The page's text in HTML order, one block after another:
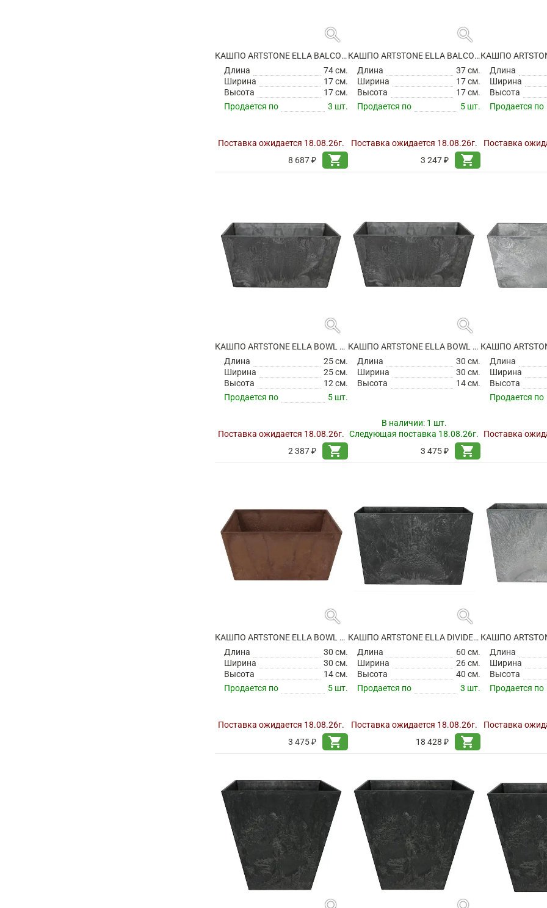
search
КАШПО ARTSTONE ELLA BALCONY GREY
Длина
74 см.
Ширина
17 см.
Высота
17 см.
Продается по
3 шт.
Поставка ожидается 18.08.26г.
8 687 ₽
shopping_cart
search
КАШПО ARTSTONE ELLA BALCONY OAK
Длина
37 см.
Ширина
17 см.
Высота
17 см.
Продается по
5 шт.
Поставка ожидается 18.08.26г.
3 247 ₽
shopping_cart
Длина
Ширина
Высота
Продается по
Поставка
search
КАШПО ARTSTONE ELLA BOWL BLACK
Длина
25 см.
Ширина
25 см.
Высота
12 см.
Продается по
5 шт.
Поставка ожидается 18.08.26г.
2 387 ₽
shopping_cart
search
КАШПО ARTSTONE ELLA BOWL BLACK
Длина
30 см.
Ширина
30 см.
Высота
14 см.
В наличии: 1 шт.
Следующая поставка 18.08.26г.
3 475 ₽
shopping_cart
Длина
Ширина
Высота
Продается по
Поставка
search
КАШПО ARTSTONE ELLA BOWL OAK
Длина
30 см.
Ширина
30 см.
Высота
14 см.
Продается по
5 шт.
Поставка ожидается 18.08.26г.
3 475 ₽
shopping_cart
search
КАШПО ARTSTONE ELLA DIVIDER BLACK
Длина
60 см.
Ширина
26 см.
Высота
40 см.
Продается по
3 шт.
Поставка ожидается 18.08.26г.
18 428 ₽
shopping_cart
Длина
Ширина
Высота
Продается по
Поставка